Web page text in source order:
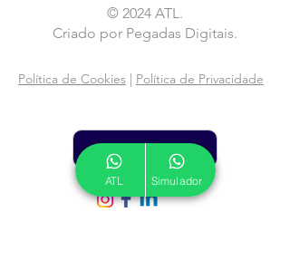
© 2024 ATL.
Criado por Pegadas Digitais.
Política de Cookies | Política de Privacidade
ATL Simulador